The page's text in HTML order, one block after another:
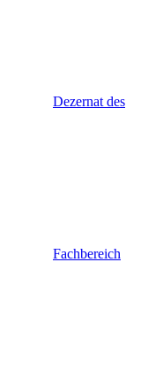
Dezernat des
Fachbereich